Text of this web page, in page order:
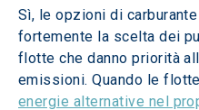
Sì, le opzioni di
fortemente la scelta dei
flotte che danno priorità
emissioni. Quando le
energie alternative nel